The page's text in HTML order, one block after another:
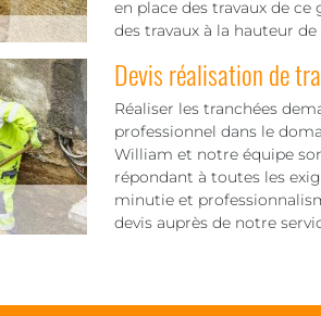
en place des travaux de
des travaux à la hauteur
Devis réalisation de
Réaliser les tranchées
professionnel dans le
William et notre équipe
répondant à toutes les
minutie et
devis auprès de notre